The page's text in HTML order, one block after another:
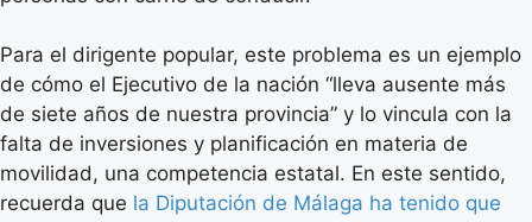
Para el dirigente popular, este problema es un ejemplo
de cómo el Ejecutivo de la nación “lleva ausente más
de siete años de nuestra provincia” y lo vincula con la
falta de inversiones y planificación en materia de
movilidad, una competencia estatal. En este sentido,
recuerda que la Diputación de Málaga ha tenido que